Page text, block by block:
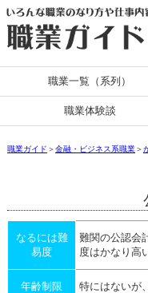
職業一覧（系列）
職業体験談
職業ガイド ＞金融・ビジネス系職業＞
なるには難
易度
難関の公認会
度はかなり高
年齢制限 特にはないが